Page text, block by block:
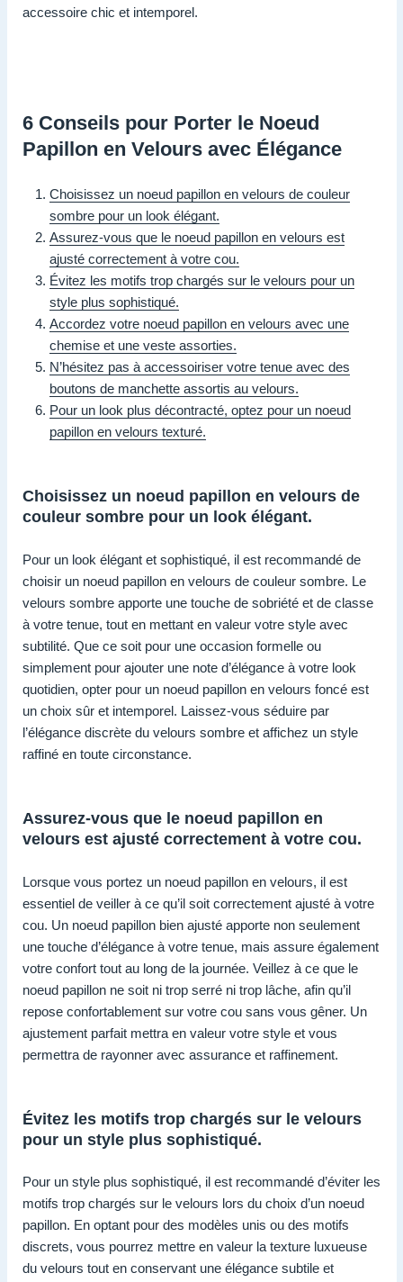
accessoire chic et intemporel.
6 Conseils pour Porter le Noeud
Papillon en Velours avec Élégance
Choisissez un noeud papillon en velours de couleur
sombre pour un look élégant.
Assurez-vous que le noeud papillon en velours est
ajusté correctement à votre cou.
Évitez les motifs trop chargés sur le velours pour un
style plus sophistiqué.
Accordez votre noeud papillon en velours avec une
chemise et une veste assorties.
N’hésitez pas à accessoiriser votre tenue avec des
boutons de manchette assortis au velours.
Pour un look plus décontracté, optez pour un noeud
papillon en velours texturé.
Choisissez un noeud papillon en velours de
couleur sombre pour un look élégant.
Pour un look élégant et sophistiqué, il est recommandé de
choisir un noeud papillon en velours de couleur sombre. Le
velours sombre apporte une touche de sobriété et de classe
à votre tenue, tout en mettant en valeur votre style avec
subtilité. Que ce soit pour une occasion formelle ou
simplement pour ajouter une note d’élégance à votre look
quotidien, opter pour un noeud papillon en velours foncé est
un choix sûr et intemporel. Laissez-vous séduire par
l’élégance discrète du velours sombre et affichez un style
raffiné en toute circonstance.
Assurez-vous que le noeud papillon en
velours est ajusté correctement à votre cou.
Lorsque vous portez un noeud papillon en velours, il est
essentiel de veiller à ce qu’il soit correctement ajusté à votre
cou. Un noeud papillon bien ajusté apporte non seulement
une touche d’élégance à votre tenue, mais assure également
votre confort tout au long de la journée. Veillez à ce que le
noeud papillon ne soit ni trop serré ni trop lâche, afin qu’il
repose confortablement sur votre cou sans vous gêner. Un
ajustement parfait mettra en valeur votre style et vous
permettra de rayonner avec assurance et raffinement.
Évitez les motifs trop chargés sur le velours
pour un style plus sophistiqué.
Pour un style plus sophistiqué, il est recommandé d’éviter les
motifs trop chargés sur le velours lors du choix d’un noeud
papillon. En optant pour des modèles unis ou des motifs
discrets, vous pourrez mettre en valeur la texture luxueuse
du velours tout en conservant une élégance subtile et